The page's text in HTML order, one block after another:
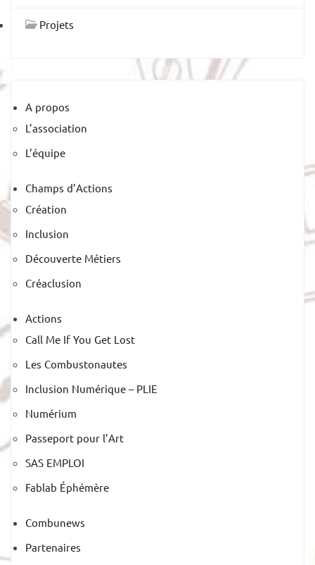
Projets
A propos
L’association
L’équipe
Champs d’Actions
Création
Inclusion
Découverte Métiers
Créaclusion
Actions
Call Me If You Get Lost
Les Combustonautes
Inclusion Numérique – PLIE
Numérium
Passeport pour l’Art
SAS EMPLOI
Fablab Éphémère
Combunews
Partenaires